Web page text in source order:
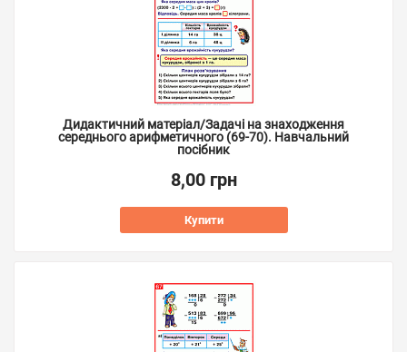
Дидактичний матеріал/Задачі на знаходження
середнього арифметичного (69-70). Навчальний
посібник
8,00 грн
Купити